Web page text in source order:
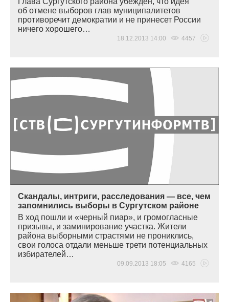
об отмене выборов глав муниципалитетов
противоречит демократии и не принесет России
ничего хорошего…
18.12.2013 14:00 4457
Скандалы, интриги, расследования — все, чем
запомнились выборы в Сургутском районе
В ход пошли и «черный пиар», и громогласные
призывы, и заминирование участка. Жители
района выборными страстями не прониклись,
свои голоса отдали меньше трети потенциальных
избирателей…
09.09.2013 18:05 4165